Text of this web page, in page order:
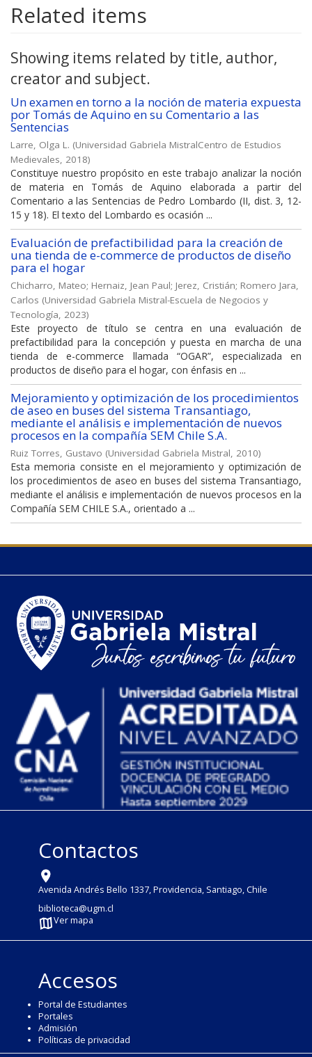
Related items
Showing items related by title, author,
creator and subject.
Un examen en torno a la noción de materia expuesta
por Tomás de Aquino en su Comentario a las
Sentencias
Larre, Olga L. (Universidad Gabriela MistralCentro de Estudios
Medievales, 2018)
Constituye nuestro propósito en este trabajo analizar la noción
de materia en Tomás de Aquino elaborada a partir del
Comentario a las Sentencias de Pedro Lombardo (II, dist. 3, 12-
15 y 18). El texto del Lombardo es ocasión ...
Evaluación de prefactibilidad para la creación de
una tienda de e-commerce de productos de diseño
para el hogar
Chicharro, Mateo; Hernaiz, Jean Paul; Jerez, Cristián; Romero Jara,
Carlos (Universidad Gabriela Mistral-Escuela de Negocios y
Tecnología, 2023)
Este proyecto de título se centra en una evaluación de
prefactibilidad para la concepción y puesta en marcha de una
tienda de e-commerce llamada “OGAR”, especializada en
productos de diseño para el hogar, con énfasis en ...
Mejoramiento y optimización de los procedimientos
de aseo en buses del sistema Transantiago,
mediante el análisis e implementación de nuevos
procesos en la compañía SEM Chile S.A.
Ruiz Torres, Gustavo (Universidad Gabriela Mistral, 2010)
Esta memoria consiste en el mejoramiento y optimización de
los procedimientos de aseo en buses del sistema Transantiago,
mediante el análisis e implementación de nuevos procesos en la
Compañía SEM CHILE S.A., orientado a ...
Contactos
Avenida Andrés Bello 1337, Providencia, Santiago, Chile
biblioteca@ugm.cl
Ver mapa
Accesos
Portal de Estudiantes
Portales
Admisión
Políticas de privacidad